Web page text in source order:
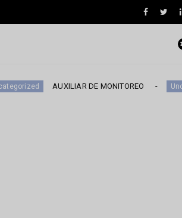
AUXILIAR DE MONITOREO Uncategorized